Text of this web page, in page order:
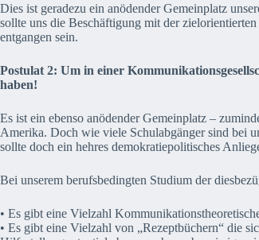
Dies ist geradezu ein anödender Gemeinplatz
sollte uns die Beschäftigung mit der
entgangen sein.
Postulat 2: Um in einer
haben!
Es ist ein ebenso anödender Gemeinplatz –
Amerika. Doch wie viele Schulabgänger sind bei
sollte doch ein hehres demokratiepolitisches
Bei unserem berufsbedingten Studium der
• Es gibt eine Vielzahl
• Es gibt eine Vielzahl von „Rezeptbüchern“ die